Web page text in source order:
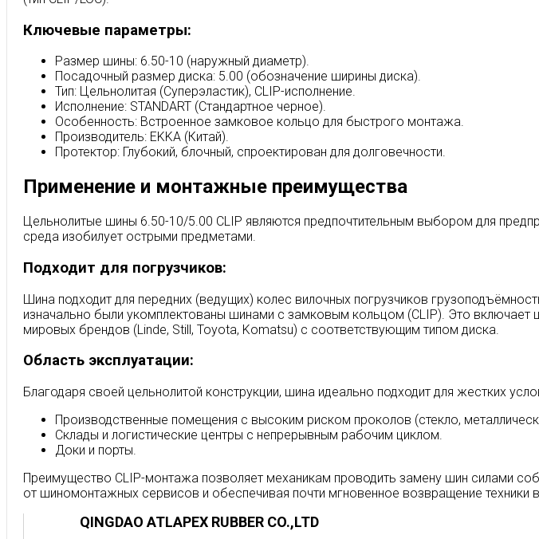
Ключевые параметры:
Размер шины: 6.50-10 (наружный диаметр).
Посадочный размер диска: 5.00 (обозначение ширины диска).
Тип: Цельнолитая (Суперэластик), CLIP-исполнение.
Исполнение: STANDART (Стандартное черное).
Особенность: Встроенное замковое кольцо для быстрого монтажа.
Производитель: EKKA (Китай).
Протектор: Глубокий, блочный, спроектирован для долговечности.
Применение и монтажные преимущества
Цельнолитые шины 6.50-10/5.00 CLIP являются предпочтительным выбором для
среда изобилует острыми предметами.
Подходит для погрузчиков:
Шина подходит для передних (ведущих) колес вилочных погрузчиков
изначально были укомплектованы шинами с замковым кольцом (CLIP). Это включает
мировых брендов (Linde, Still, Toyota, Komatsu) с соответствующим типом диска.
Область эксплуатации:
Благодаря своей цельнолитой конструкции, шина идеально подходит для жестких
Производственные помещения с высоким риском проколов (стекло,
Склады и логистические центры с непрерывным рабочим циклом.
Доки и порты.
Преимущество CLIP-монтажа позволяет механикам проводить замену шин силами
от шиномонтажных сервисов и обеспечивая почти мгновенное возвращение техники
QINGDAO ATLAPEX RUBBER CO.,LTD